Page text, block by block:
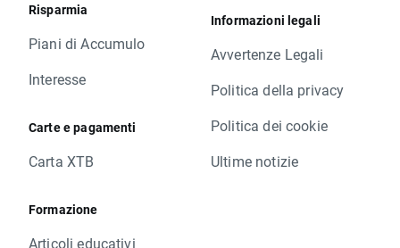
Risparmia
Piani di Accumulo
Interesse
Carte e pagamenti
Carta XTB
Formazione
Articoli educativi
Informazioni legali
Avvertenze Legali
Politica della privacy
Politica dei cookie
Ultime notizie